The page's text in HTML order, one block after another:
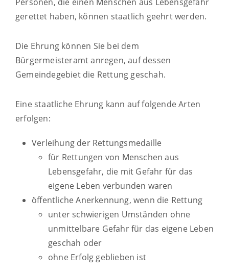
gerettet haben, können staatlich geehrt werden.
Die Ehrung können Sie bei dem
Bürgermeisteramt anregen, auf dessen
Gemeindegebiet die Rettung geschah.
Eine staatliche Ehrung kann auf folgende Arten
erfolgen:
Verleihung der Rettungsmedaille
für Rettungen von Menschen aus
Lebensgefahr, die mit Gefahr für das
eigene Leben verbunden waren
öffentliche Anerkennung, wenn die Rettung
unter schwierigen Umständen ohne
unmittelbare Gefahr für das eigene Leben
geschah oder
ohne Erfolg geblieben ist